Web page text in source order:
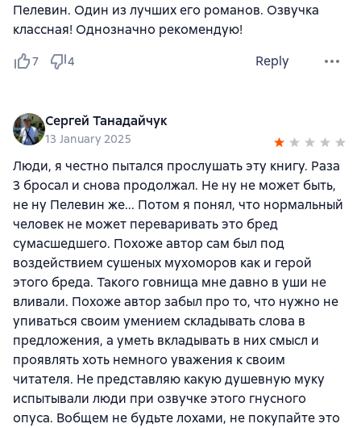
Пелевин. Один из лучших его романов. Озвучка
классная! Однозначно рекомендую!
7 4 Reply
Сергей Танадайчук
13 January 2025
Люди, я честно пытался прослушать эту книгу. Раза
3 бросал и снова продолжал. Не ну не может быть,
не ну Пелевин же... Потом я понял, что нормальный
человек не может переваривать это бред
сумасшедшего. Похоже автор сам был под
воздействием сушеных мухоморов как и герой
этого бреда. Такого говнища мне давно в уши не
вливали. Похоже автор забыл про то, что нужно не
упиваться своим умением складывать слова в
предложения, а уметь вкладывать в них смысл и
проявлять хоть немного уважения к своим
читателя. Не представляю какую душевную муку
испытывали люди при озвучке этого гнусного
опуса. Вобщем не будьте лохами, не покупайте это